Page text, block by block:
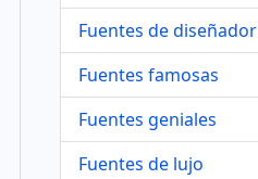
Fuentes de diseñador
Fuentes famosas
Fuentes geniales
Fuentes de lujo